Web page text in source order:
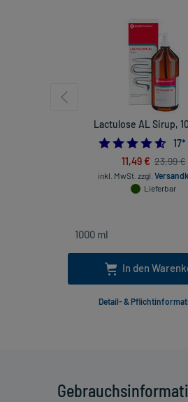
Lactulose AL Sirup,
17*
11,49 € 23,99 €
inkl. MwSt. zzgl.
Lieferbar
In den
Detail- &